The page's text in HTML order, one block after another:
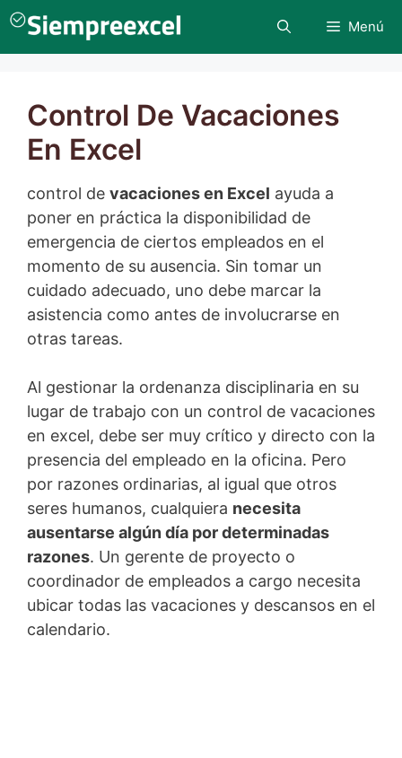
Saltar
contenido
Menú
Control De Vacaciones
En Excel
control de vacaciones en Excel ayuda a
poner en práctica la disponibilidad de
emergencia de ciertos empleados en el
momento de su ausencia. Sin tomar un
cuidado adecuado, uno debe marcar la
asistencia como antes de involucrarse en
otras tareas.
Al gestionar la ordenanza disciplinaria en su
lugar de trabajo con un control de vacaciones
en excel, debe ser muy crítico y directo con la
presencia del empleado en la oficina. Pero
por razones ordinarias, al igual que otros
seres humanos, cualquiera necesita
ausentarse algún día por determinadas
razones. Un gerente de proyecto o
coordinador de empleados a cargo necesita
ubicar todas las vacaciones y descansos en el
calendario.